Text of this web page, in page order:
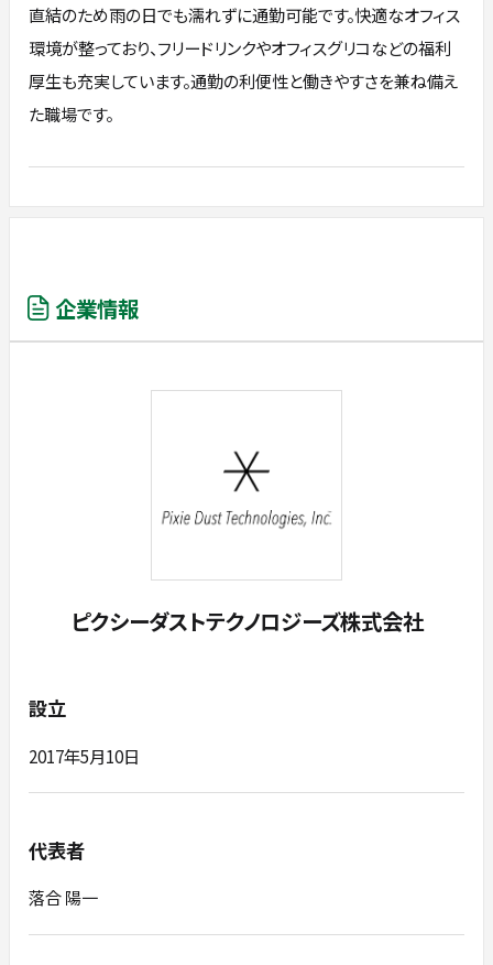
直結のため雨の日でも濡れずに通勤可能です。快適なオフィス
環境が整っており、フリードリンクやオフィスグリコなどの福利
厚生も充実しています。通勤の利便性と働きやすさを兼ね備え
た職場です。
企業情報
ピクシーダストテクノロジーズ株式会社
設立
2017年5月10日
代表者
落合 陽一